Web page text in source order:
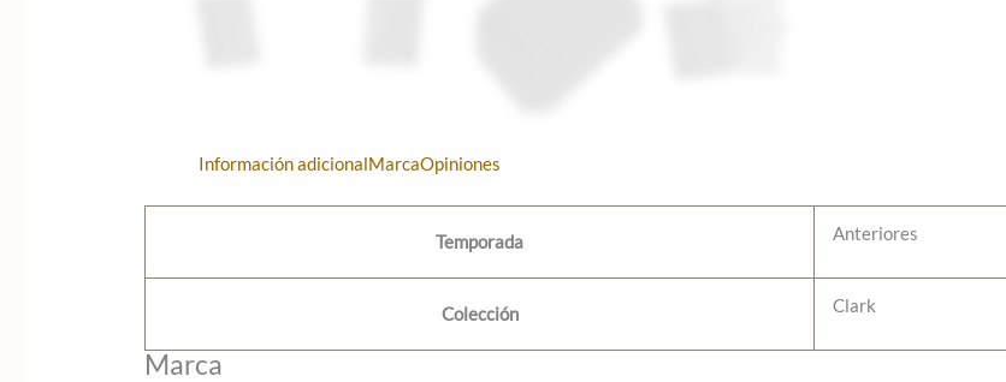
Información adicionalMarcaOpiniones
Temporada Anteriores
Colección Clark
Marca